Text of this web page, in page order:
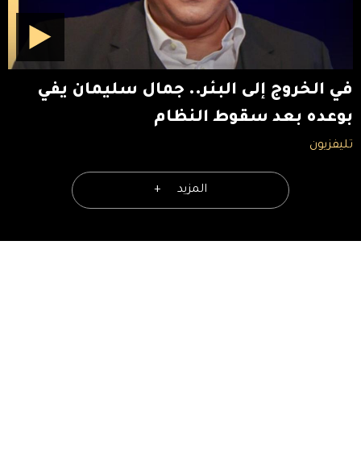
في الخروج إلى البئر.. جمال سليمان يفي
بوعده بعد سقوط النظام
تليفزيون
المزيد